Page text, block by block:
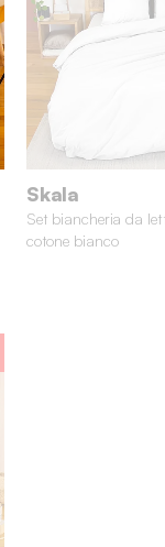
Skala
Set biancheria da
cotone bianco